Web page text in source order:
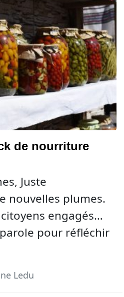
de nourriture
Juste
nouvelles plumes.
engagés…
pour réfléchir
Ledu